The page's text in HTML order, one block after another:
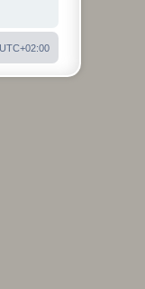
UTC+02:00